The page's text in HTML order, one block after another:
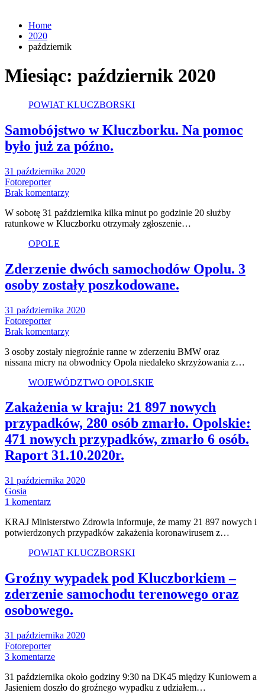
Home
2020
październik
Miesiąc: październik 2020
POWIAT KLUCZBORSKI
Samobójstwo w Kluczborku. Na pomoc
było już za późno.
31 października 2020
Fotoreporter
Brak komentarzy
W sobotę 31 października kilka minut po godzinie 20 służby
ratunkowe w Kluczborku otrzymały zgłoszenie…
OPOLE
Zderzenie dwóch samochodów Opolu. 3
osoby zostały poszkodowane.
31 października 2020
Fotoreporter
Brak komentarzy
3 osoby zostały niegroźnie ranne w zderzeniu BMW oraz
nissana micry na obwodnicy Opola niedaleko skrzyżowania z…
WOJEWÓDZTWO OPOLSKIE
Zakażenia w kraju: 21 897 nowych
przypadków, 280 osób zmarło. Opolskie:
471 nowych przypadków, zmarło 6 osób.
Raport 31.10.2020r.
31 października 2020
Gosia
1 komentarz
KRAJ Ministerstwo Zdrowia informuje, że mamy 21 897 nowych i
potwierdzonych przypadków zakażenia koronawirusem z…
POWIAT KLUCZBORSKI
Groźny wypadek pod Kluczborkiem –
zderzenie samochodu terenowego oraz
osobowego.
31 października 2020
Fotoreporter
3 komentarze
31 października około godziny 9:30 na DK45 między Kuniowem a
Jasieniem doszło do groźnego wypadku z udziałem…